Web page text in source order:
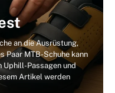
an die Ausrüstung,
Paar MTB-Schuhe kann
Uphill-Passagen und
Artikel werden